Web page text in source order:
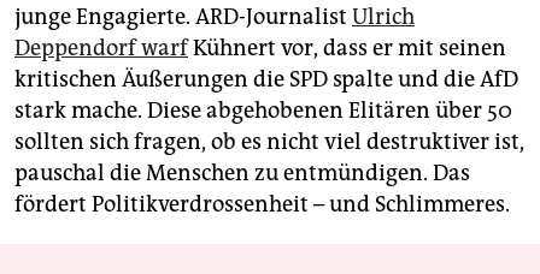
junge Engagierte. ARD-Journalist Ulrich
Deppendorf warfKühnert vor, dass er mit seinen
kritischen Äußerungen die SPD spalte und die AfD
stark mache. Diese abgehobenen Elitären über 50
sollten sich fragen, ob es nicht viel destruktiver ist,
pauschal die Menschen zu entmündigen. Das
fördert Politikverdrossenheit – und Schlimmeres.